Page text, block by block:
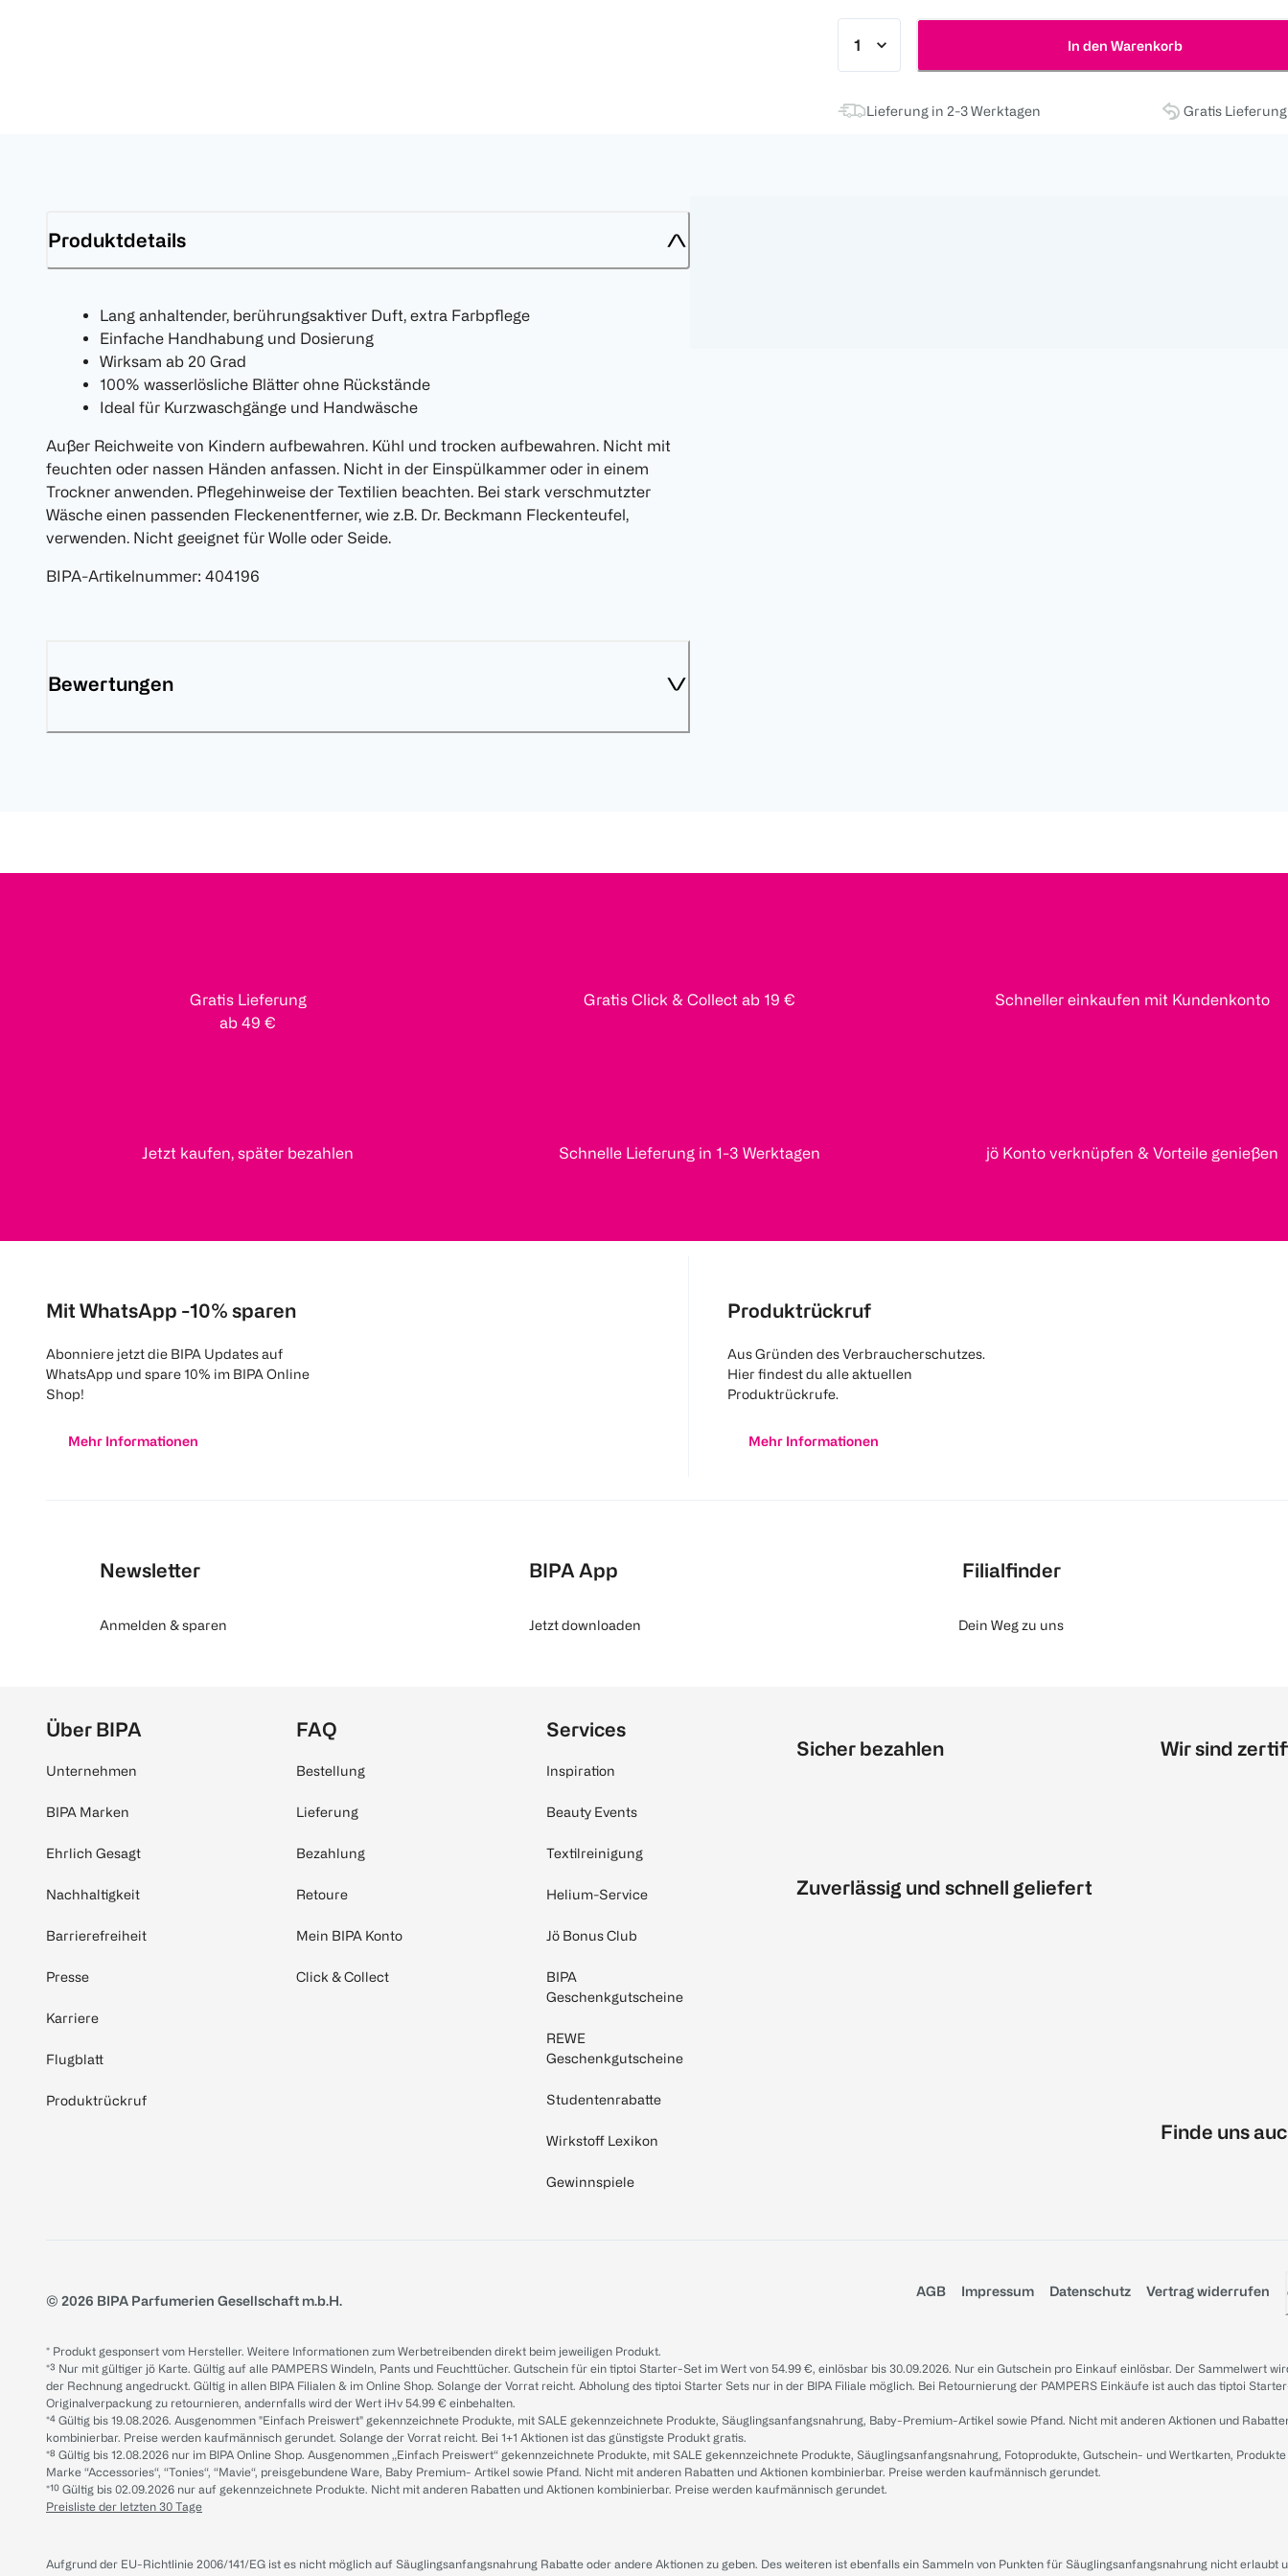
In den Warenkorb
Lieferung in 2-3 Werktagen Gratis
Produktdetails
Lang anhaltender, berührungsaktiver Duft, extra Farbpflege
Einfache Handhabung und Dosierung
Wirksam ab 20 Grad
100% wasserlösliche Blätter ohne Rückstände
Ideal für Kurzwaschgänge und Handwäsche
Außer Reichweite von Kindern aufbewahren. Kühl und trocken aufbewahren. Nicht mit
feuchten oder nassen Händen anfassen. Nicht in der Einspülkammer oder in einem
Trockner anwenden. Pflegehinweise der Textilien beachten. Bei stark verschmutzter
Wäsche einen passenden Fleckenentferner, wie z.B. Dr. Beckmann Fleckenteufel,
verwenden. Nicht geeignet für Wolle oder Seide.
BIPA-Artikelnummer: 404196
Bewertungen
Gratis Lieferung
ab 49 €
Gratis Click & Collect ab 19 € Schneller einkaufen mit Kundenkonto
Jetzt kaufen, später bezahlen Schnelle Lieferung in 1-3 Werktagen jö Konto verknüpfen & Vorteile genießen
Mit WhatsApp -10% sparen
Abonniere jetzt die BIPA Updates auf
WhatsApp und spare 10% im BIPA Online
Shop!
Mehr Informationen
Produktrückruf
Aus Gründen des Verbraucherschutzes.
Hier findest du alle aktuellen
Produktrückrufe.
Mehr Informationen
Newsletter
Anmelden & sparen
BIPA App
Jetzt downloaden
Filialfinder
Dein Weg zu uns
Über BIPA
Unternehmen
BIPA Marken
Ehrlich Gesagt
Nachhaltigkeit
Barrierefreiheit
Presse
Karriere
Flugblatt
Produktrückruf
FAQ
Bestellung
Lieferung
Bezahlung
Retoure
Mein BIPA Konto
Click & Collect
Services
Inspiration
Beauty Events
Textilreinigung
Helium-Service
Jö Bonus Club
BIPA
Geschenkgutscheine
REWE
Geschenkgutscheine
Studentenrabatte
Wirkstoff Lexikon
Gewinnspiele
Sicher bezahlen
Zuverlässig und schnell geliefert
Wir sind
Finde uns
© 2026 BIPA Parfumerien Gesellschaft m.b.H.
AGB Impressum Datenschutz Vertrag widerrufen
* Produkt gesponsert vom Hersteller. Weitere Informationen zum Werbetreibenden direkt beim jeweiligen Produkt.
*³ Nur mit gültiger jö Karte. Gültig auf alle PAMPERS Windeln, Pants und Feuchttücher. Gutschein für ein tiptoi Starter-Set im Wert von 54.99 €, einlösbar bis 30.09.2026. Nur ein Gutschein pro Einkauf einlösbar. Der Sammelwert
der Rechnung angedruckt. Gültig in allen BIPA Filialen & im Online Shop. Solange der Vorrat reicht. Abholung des tiptoi Starter Sets nur in der BIPA Filiale möglich. Bei Retournierung der PAMPERS Einkäufe ist auch das tiptoi
Originalverpackung zu retournieren, andernfalls wird der Wert iHv 54.99 € einbehalten.
*⁴ Gültig bis 19.08.2026. Ausgenommen "Einfach Preiswert" gekennzeichnete Produkte, mit SALE gekennzeichnete Produkte, Säuglingsanfangsnahrung, Baby-Premium-Artikel sowie Pfand. Nicht mit anderen Aktionen und
kombinierbar. Preise werden kaufmännisch gerundet. Solange der Vorrat reicht. Bei 1+1 Aktionen ist das günstigste Produkt gratis.
*⁸ Gültig bis 12.08.2026 nur im BIPA Online Shop. Ausgenommen „Einfach Preiswert“ gekennzeichnete Produkte, mit SALE gekennzeichnete Produkte, Säuglingsanfangsnahrung, Fotoprodukte, Gutschein- und Wertkarten,
Marke “Accessories“, “Tonies“, “Mavie“, preisgebundene Ware, Baby Premium- Artikel sowie Pfand. Nicht mit anderen Rabatten und Aktionen kombinierbar. Preise werden kaufmännisch gerundet.
*¹⁰ Gültig bis 02.09.2026 nur auf gekennzeichnete Produkte. Nicht mit anderen Rabatten und Aktionen kombinierbar. Preise werden kaufmännisch gerundet.
Preisliste der letzten 30 Tage
Aufgrund der EU-Richtlinie 2006/141/EG ist es nicht möglich auf Säuglingsanfangsnahrung Rabatte oder andere Aktionen zu geben. Des weiteren ist ebenfalls ein Sammeln von Punkten für Säuglingsanfangsnahrung nicht erlaubt